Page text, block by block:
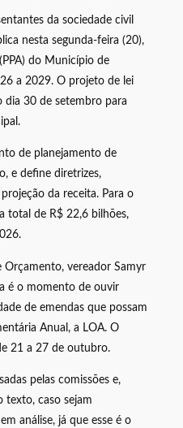
da sociedade civil
nesta segunda-feira (20),
do Município de
a 2029. O projeto de lei
dia 30 de setembro para
de planejamento de
e define diretrizes,
da receita. Para o
total de R$ 22,6 bilhões,
Orçamento, vereador Samyr
é o momento de ouvir
de emendas que possam
Anual, a LOA. O
21 a 27 de outubro.
pelas comissões e,
texto, caso sejam
análise, já que esse é o